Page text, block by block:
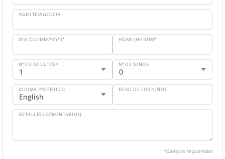
AGENTE/AGENCIA
DÍA (DD/MM/YYYY)* HORA (HH:MM)*
Nº DE ADULTOS* Nº DE NIÑOS
IDIOMA PREFERIDO EDAD DE LOS NIÑOS
DETALLES (COMENTARIOS)
*Campos requeridos